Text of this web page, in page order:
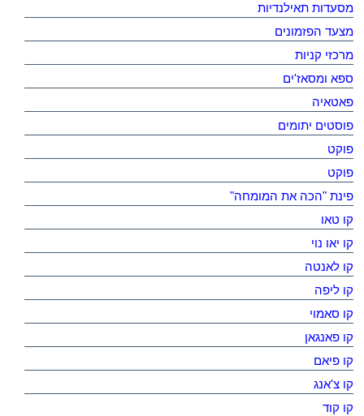
מסעדות תאילנדיות
מצעד הפזמונים
מרכזי קניות
ספא ומסאז'ים
פאטאיה
פוסטים יתומים
פוקט
פוקט
פינת "הכה את המומחה"
קו טאו
קו יאו נוי
קו לאנטה
קו ליפה
קו סאמוי
קו פאנגאן
קו פיאם
קו צ'אנג
קו קוד